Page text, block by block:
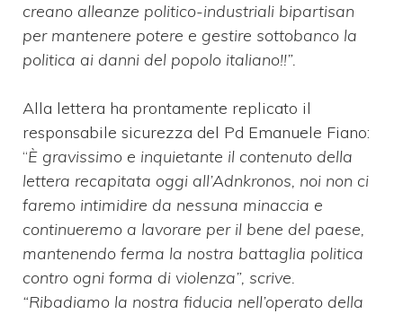
creano alleanze politico-industriali bipartisan
per mantenere potere e gestire sottobanco la
politica ai danni del popolo italiano!!”.
Alla lettera ha prontamente replicato il
responsabile sicurezza del Pd Emanuele Fiano:
“È gravissimo e inquietante il contenuto della
lettera recapitata oggi all’Adnkronos, noi non ci
faremo intimidire da nessuna minaccia e
continueremo a lavorare per il bene del paese,
mantenendo ferma la nostra battaglia politica
contro ogni forma di violenza”, scrive.
“Ribadiamo la nostra fiducia nell’operato della